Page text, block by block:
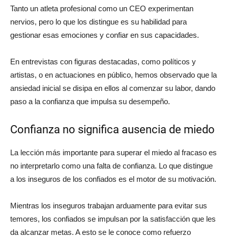
Tanto un atleta profesional como un CEO experimentan
nervios, pero lo que los distingue es su habilidad para
gestionar esas emociones y confiar en sus capacidades.
En entrevistas con figuras destacadas, como políticos y
artistas, o en actuaciones en público, hemos observado que la
ansiedad inicial se disipa en ellos al comenzar su labor, dando
paso a la confianza que impulsa su desempeño.
Confianza no significa ausencia de miedo
La lección más importante para superar el miedo al fracaso es
no interpretarlo como una falta de confianza. Lo que distingue
a los inseguros de los confiados es el motor de su motivación.
Mientras los inseguros trabajan arduamente para evitar sus
temores, los confiados se impulsan por la satisfacción que les
da alcanzar metas. A esto se le conoce como refuerzo